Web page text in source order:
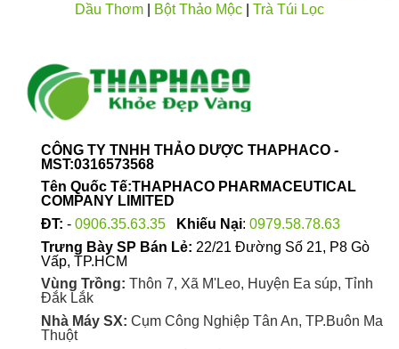
Dầu Thơm
Bột Thảo Mộc Trà Túi Lọc
CÔNG TY TNHH THẢO DƯỢC THAPHACO -
MST:0316573568
Tên Quốc Tế:THAPHACO PHARMACEUTICAL
COMPANY LIMITED
ĐT: - 0906.35.63.35 Khiếu Nại: 0979.58.78.63
Trưng Bày SP Bán Lẻ: 22/21 Đường Số 21, P8 Gò
Vấp, TP.HCM
Vùng Trồng: Thôn 7, Xã M'Leo, Huyện Ea súp, Tỉnh
Đắk Lắk
Nhà Máy SX: Cụm Công Nghiệp Tân An, TP.Buôn Ma
Thuột